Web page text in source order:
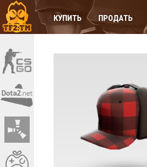
КУПИТЬ ПРОДАТЬ